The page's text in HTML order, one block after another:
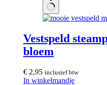
Vestspeld
bloem
€ 2,95 inclusief btw
In winkelmandje